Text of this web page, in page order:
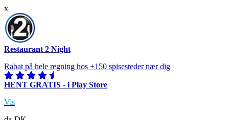
x
Restaurant 2 Night
Rabat på hele regning hos +150 spisesteder nær dig
HENT GRATIS - i Play Store
Vis